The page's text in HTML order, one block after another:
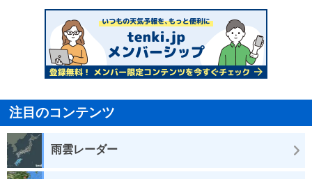
注目のコンテンツ
雨雲レーダー